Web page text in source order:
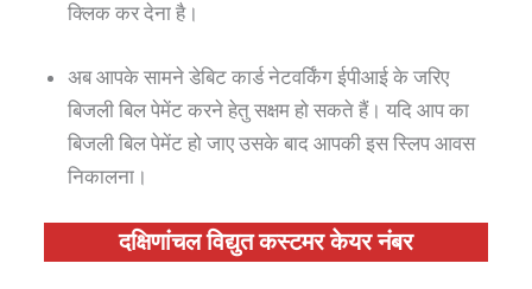
क्लिक कर देना है।
अब आपके सामने डेबिट कार्ड नेटवर्किंग ईपीआई के जरिए
बिजली बिल पेमेंट करने हेतु सक्षम हो सकते हैं। यदि आप का
बिजली बिल पेमेंट हो जाए उसके बाद आपकी इस स्लिप आवस
निकालना।
दक्षिणांचल विद्युत कस्टमर केयर नंबर